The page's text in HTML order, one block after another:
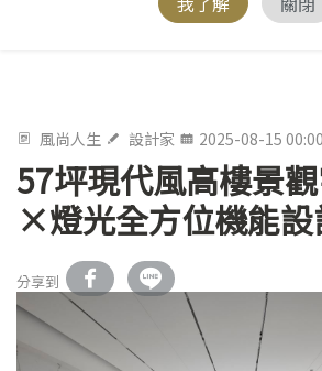
風尚人生 設計家 2025-08-15
57坪現代風高樓景
×燈光全方位機能設
分享到